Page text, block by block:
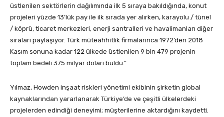
üstlenilen sektörlerin dağılımında ilk 5 sıraya bakıldığında, konut
projeleri yüzde 13’lük pay ile ilk sırada yer alırken, karayolu / tünel
/ köprü, ticaret merkezleri, enerji santralleri ve havalimanları diğer
sıraları paylaşıyor. Türk müteahhitlik firmalarınca 1972’den 2018
Kasım sonuna kadar 122 ülkede üstlenilen 9 bin 479 projenin
toplam bedeli 375 milyar doları buldu.”
Yılmaz, Howden inşaat riskleri yönetimi ekibinin şirketin global
kaynaklarından yararlanarak Türkiye’de ve çeşitli ülkelerdeki
projelerden edindiği deneyimi; müşterilerine aktardığını kaydetti.